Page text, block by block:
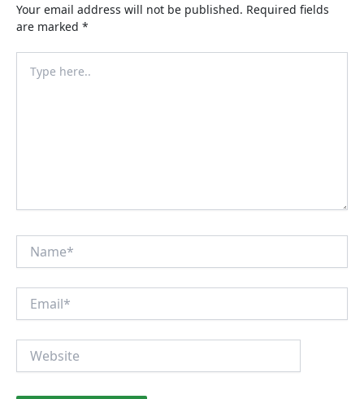
Your email address will not be published. Required fields
are marked *
here..